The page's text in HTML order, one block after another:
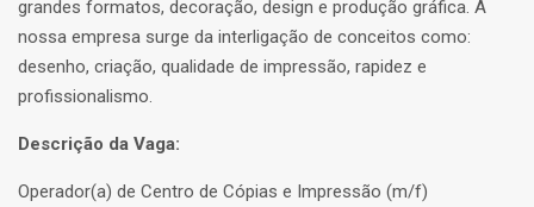
grandes formatos, decoração, design e produção gráfica. A
nossa empresa surge da interligação de conceitos como:
desenho, criação, qualidade de impressão, rapidez e
profissionalismo.
Descrição da Vaga:
Operador(a) de Centro de Cópias e Impressão (m/f)